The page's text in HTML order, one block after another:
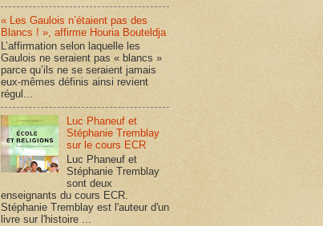
« Les Gaulois n’étaient pas des
Blancs ! », affirme Houria Bouteldja
L’affirmation selon laquelle les
Gaulois ne seraient pas « blancs »
parce qu’ils ne se seraient jamais
eux-mêmes définis ainsi revient
régul...
Luc Phaneuf et
Stéphanie Tremblay
sur le cours ECR
Luc Phaneuf et
Stéphanie Tremblay
sont deux
enseignants du cours ECR.
Stéphanie Tremblay est l'auteur d'un
livre sur l'histoire ...